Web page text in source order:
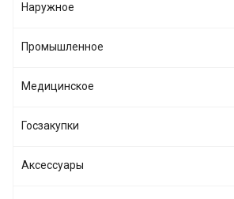
Наружное
Промышленное
Медицинское
Госзакупки
Аксессуары